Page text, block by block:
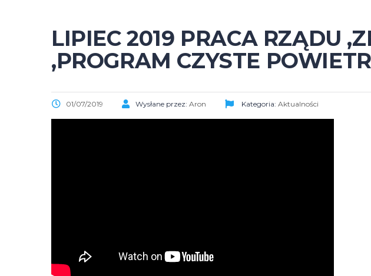
LIPIEC 2019 PRACA RZĄDU
,PROGRAM CZYSTE
01/07/2019 Wysłane przez: Aron Kategoria: Aktualności